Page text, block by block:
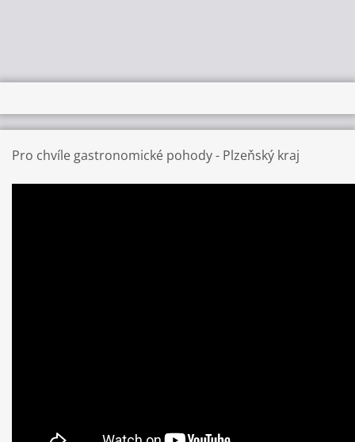
Pro chvíle gastronomické pohody - Plzeňský kraj